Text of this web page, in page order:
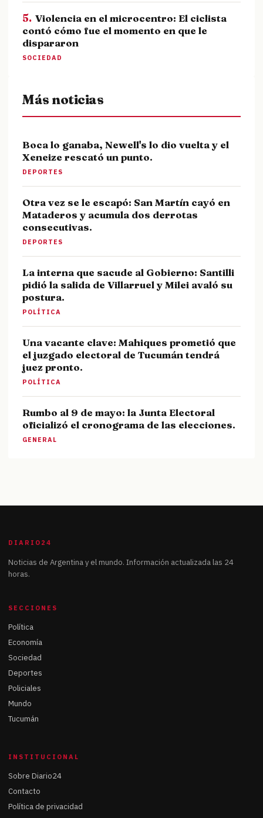
5. Violencia en el microcentro: El ciclista
contó cómo fue el momento en que le
dispararon
SOCIEDAD
Más noticias
Boca lo ganaba, Newell's lo dio vuelta y el
Xeneize rescató un punto.
DEPORTES
Otra vez se le escapó: San Martín cayó en
Mataderos y acumula dos derrotas
consecutivas.
DEPORTES
La interna que sacude al Gobierno: Santilli
pidió la salida de Villarruel y Milei avaló su
postura.
POLÍTICA
Una vacante clave: Mahiques prometió que
el juzgado electoral de Tucumán tendrá
juez pronto.
POLÍTICA
Rumbo al 9 de mayo: la Junta Electoral
oficializó el cronograma de las elecciones.
GENERAL
DIARIO24
Noticias de Argentina y el mundo. Información actualizada las 24
horas.
SECCIONES
Política
Economía
Sociedad
Deportes
Policiales
Mundo
Tucumán
INSTITUCIONAL
Sobre Diario24
Contacto
Política de privacidad